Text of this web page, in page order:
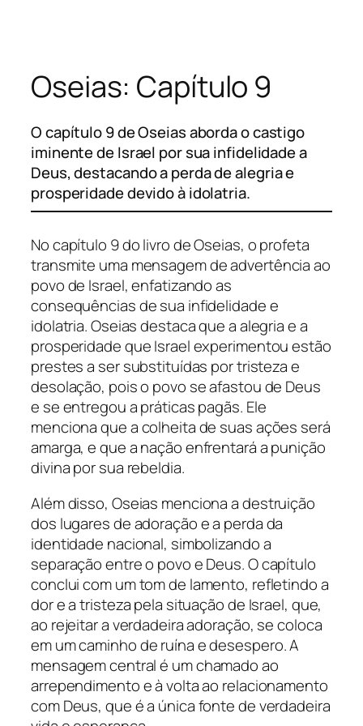
conteúdo
Oseias: Capítulo 9
O capítulo 9 de Oseias aborda o castigo
iminente de Israel por sua infidelidade a
Deus, destacando a perda de alegria e
prosperidade devido à idolatria.
No capítulo 9 do livro de Oseias, o profeta
transmite uma mensagem de advertência ao
povo de Israel, enfatizando as
consequências de sua infidelidade e
idolatria. Oseias destaca que a alegria e a
prosperidade que Israel experimentou estão
prestes a ser substituídas por tristeza e
desolação, pois o povo se afastou de Deus
e se entregou a práticas pagãs. Ele
menciona que a colheita de suas ações será
amarga, e que a nação enfrentará a punição
divina por sua rebeldia.
Além disso, Oseias menciona a destruição
dos lugares de adoração e a perda da
identidade nacional, simbolizando a
separação entre o povo e Deus. O capítulo
conclui com um tom de lamento, refletindo a
dor e a tristeza pela situação de Israel, que,
ao rejeitar a verdadeira adoração, se coloca
em um caminho de ruína e desespero. A
mensagem central é um chamado ao
arrependimento e à volta ao relacionamento
com Deus, que é a única fonte de verdadeira